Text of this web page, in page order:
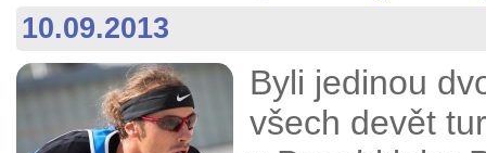
10.09.2013
Byli jedinou
všech devět